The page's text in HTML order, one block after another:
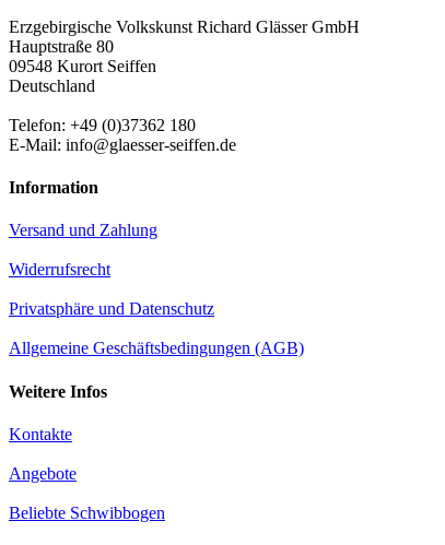
Erzgebirgische Volkskunst Richard Glässer GmbH
Hauptstraße 80
09548 Kurort Seiffen
Deutschland
Telefon: +49 (0)37362 180
E-Mail: info@glaesser-seiffen.de
Information
Versand und Zahlung
Widerrufsrecht
Privatsphäre und Datenschutz
Allgemeine Geschäftsbedingungen (AGB)
Weitere Infos
Kontakte
Angebote
Beliebte Schwibbogen